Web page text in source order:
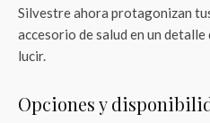
Silvestre ahora protagonizan
accesorio de salud en un
lucir.
Opciones y